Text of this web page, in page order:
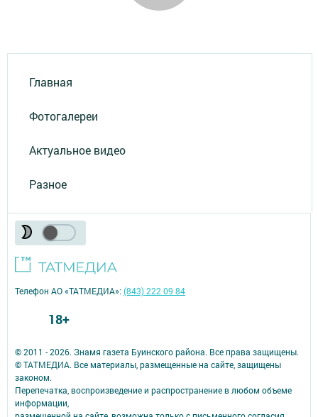
Главная
Фотогалереи
Актуальное видео
Разное
© 2011 - 2026. Знамя газета Буинского района. Все права защищены.
© ТАТМЕДИА. Все материалы, размещенные на сайте, защищены
законом.
Перепечатка, воспроизведение и распространение в любом объеме
информации,
Телефон АО «ТАТМЕДИА»:(843) 222 09 84
18+